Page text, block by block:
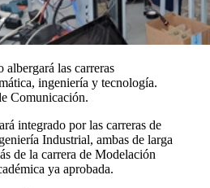
albergará las carreras
ingeniería y tecnología.
Comunicación.
integrado por las carreras de
Industrial, ambas de larga
de la carrera de Modelación
ya aprobada.